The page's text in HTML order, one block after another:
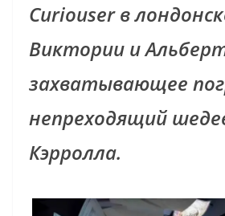
Curiouser в
Виктории и
захватывающее
непреходящий
Кэрролла.